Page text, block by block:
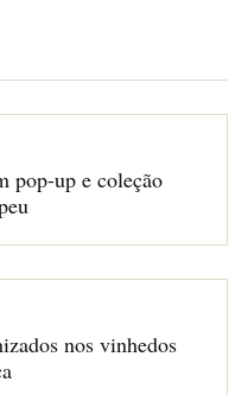
pop-up e coleção
nos vinhedos